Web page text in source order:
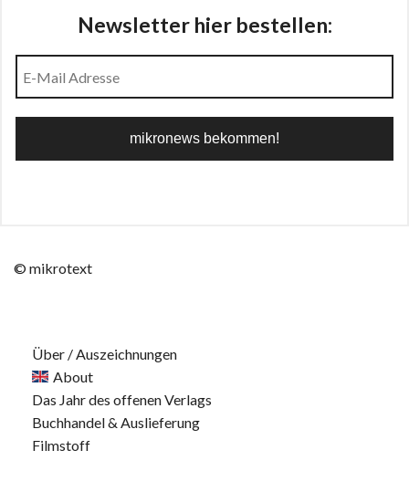
Newsletter hier bestellen:
© mikrotext
Über / Auszeichnungen
About
Das Jahr des offenen Verlags
Buchhandel & Auslieferung
Filmstoff